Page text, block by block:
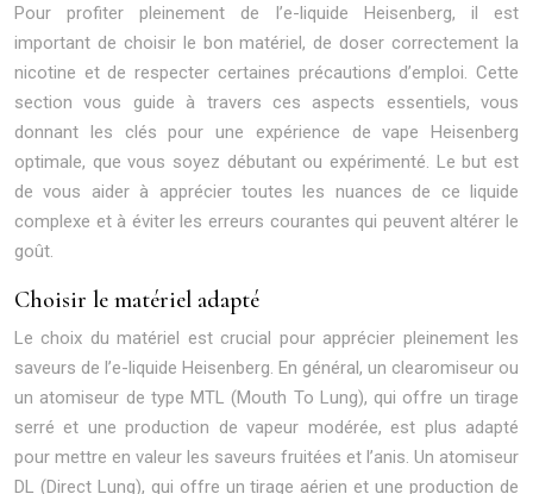
Pour profiter pleinement de l’e-liquide Heisenberg, il est
important de choisir le bon matériel, de doser correctement la
nicotine et de respecter certaines précautions d’emploi. Cette
section vous guide à travers ces aspects essentiels, vous
donnant les clés pour une expérience de vape Heisenberg
optimale, que vous soyez débutant ou expérimenté. Le but est
de vous aider à apprécier toutes les nuances de ce liquide
complexe et à éviter les erreurs courantes qui peuvent altérer le
goût.
Choisir le matériel adapté
Le choix du matériel est crucial pour apprécier pleinement les
saveurs de l’e-liquide Heisenberg. En général, un clearomiseur ou
un atomiseur de type MTL (Mouth To Lung), qui offre un tirage
serré et une production de vapeur modérée, est plus adapté
pour mettre en valeur les saveurs fruitées et l’anis. Un atomiseur
DL (Direct Lung), qui offre un tirage aérien et une production de